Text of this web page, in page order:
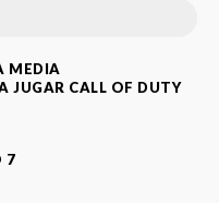
MEDIA
JUGAR CALL OF DUTY
7